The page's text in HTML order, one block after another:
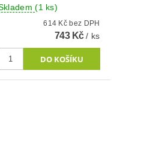
(1 ks)
614 Kč bez DPH
743 Kč/ ks